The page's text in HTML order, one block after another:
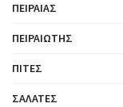
ΠΕΙΡΑΙΆΣ
ΠΕΙΡΑΙΏΤΗΣ
ΠΊΤΕΣ
ΣΑΛΆΤΕΣ